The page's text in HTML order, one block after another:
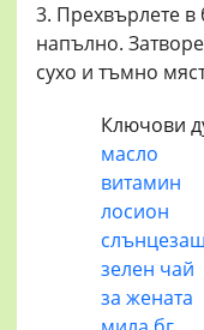
3. Прехвърлете в
напълно.
сухо и тъмно
Ключови
масло
витамин
лосион
зелен чай
за жената